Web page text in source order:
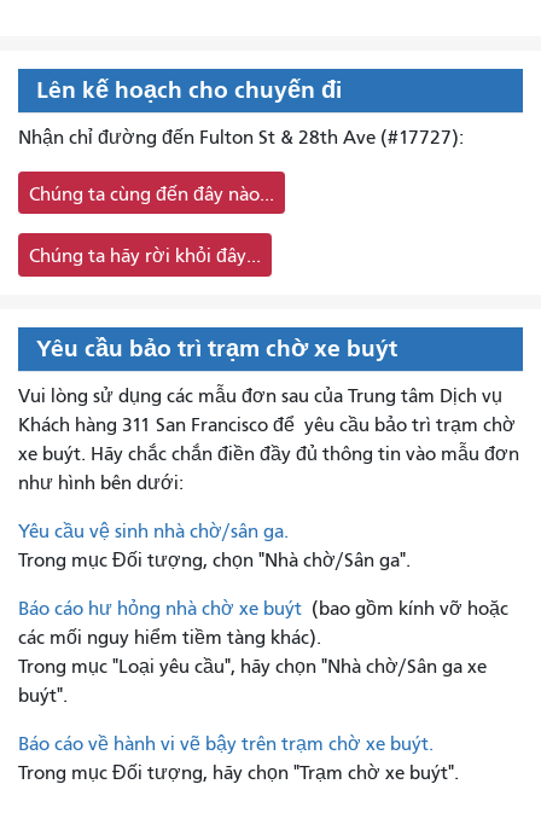
Lên kế hoạch cho chuyến đi
Nhận chỉ đường đến Fulton St & 28th Ave (#17727):
Chúng ta cùng đến đây nào...
Chúng ta hãy rời khỏi đây...
Yêu cầu bảo trì trạm chờ xe buýt
Vui lòng sử dụng các mẫu đơn sau của Trung tâm Dịch vụ
Khách hàng 311 San Francisco để yêu cầu bảo trì trạm chờ
xe buýt. Hãy chắc chắn điền đầy đủ thông tin vào mẫu đơn
như hình bên dưới:
Yêu cầu vệ sinh nhà chờ/sân ga.
Trong mục Đối tượng, chọn "Nhà chờ/Sân ga".
Báo cáo hư hỏng nhà chờ xe buýt (bao gồm kính vỡ hoặc
các mối nguy hiểm tiềm tàng khác).
Trong mục "Loại yêu cầu", hãy chọn "Nhà chờ/Sân ga xe
buýt".
Báo cáo về hành vi vẽ bậy trên trạm chờ xe buýt.
Trong mục Đối tượng, hãy chọn "Trạm chờ xe buýt".